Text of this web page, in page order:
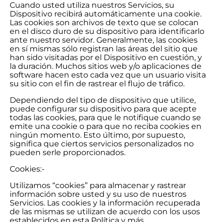
Cuando usted utiliza nuestros Servicios, su
Dispositivo recibirá automáticamente una cookie.
Las cookies son archivos de texto que se colocan
en el disco duro de su dispositivo para identificarlo
ante nuestro servidor. Generalmente, las cookies
en sí mismas sólo registran las áreas del sitio que
han sido visitadas por el Dispositivo en cuestión, y
la duración. Muchos sitios web y/o aplicaciones de
software hacen esto cada vez que un usuario visita
su sitio con el fin de rastrear el flujo de tráfico.
Dependiendo del tipo de dispositivo que utilice,
puede configurar su dispositivo para que acepte
todas las cookies, para que le notifique cuando se
emite una cookie o para que no reciba cookies en
ningún momento. Esto último, por supuesto,
significa que ciertos servicios personalizados no
pueden serle proporcionados.
Cookies:-
Utilizamos “cookies” para almacenar y rastrear
información sobre usted y su uso de nuestros
Servicios. Las cookies y la información recuperada
de las mismas se utilizan de acuerdo con los usos